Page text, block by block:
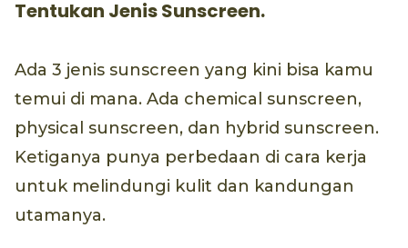
Tentukan Jenis Sunscreen.
Ada 3 jenis sunscreen yang kini bisa kamu
temui di mana. Ada chemical sunscreen,
physical sunscreen, dan hybrid sunscreen.
Ketiganya punya perbedaan di cara kerja
untuk melindungi kulit dan kandungan
utamanya.